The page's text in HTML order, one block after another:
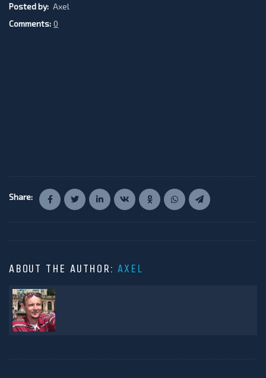
Posted by: Axel
Comments: 0
Share:
ABOUT THE AUTHOR:AXEL